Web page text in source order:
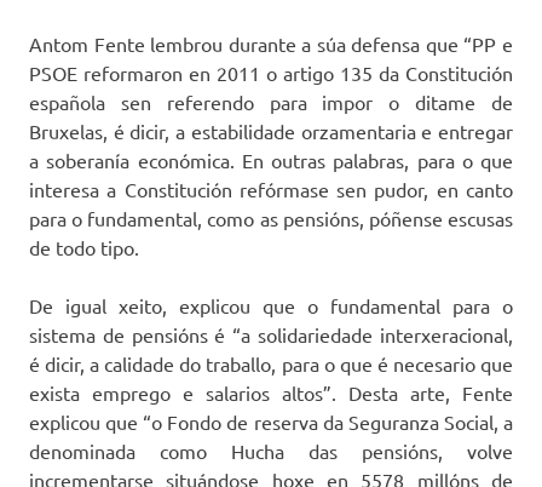
Antom Fente lembrou durante a súa defensa que “PP e
PSOE reformaron en 2011 o artigo 135 da Constitución
española sen referendo para impor o ditame de
Bruxelas, é dicir, a estabilidade orzamentaria e entregar
a soberanía económica. En outras palabras, para o que
interesa a Constitución refórmase sen pudor, en canto
para o fundamental, como as pensións, póñense escusas
de todo tipo.
De igual xeito, explicou que o fundamental para o
sistema de pensións é “a solidariedade interxeracional,
é dicir, a calidade do traballo, para o que é necesario que
exista emprego e salarios altos”. Desta arte, Fente
explicou que “o Fondo de reserva da Seguranza Social, a
denominada como Hucha das pensións, volve
incrementarse situándose hoxe en 5578 millóns de